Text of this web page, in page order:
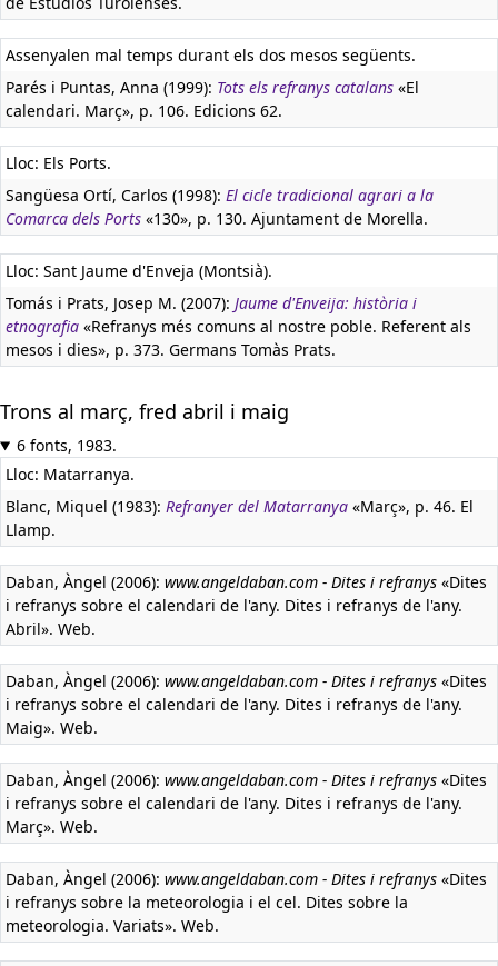
Assenyalen mal temps durant els dos mesos següents.
Parés i Puntas, Anna (1999): Tots els refranys catalans «El
calendari. Març», p. 106. Edicions 62.
Lloc: Els Ports.
Sangüesa Ortí, Carlos (1998): El cicle tradicional agrari a la
Comarca dels Ports «130», p. 130. Ajuntament de Morella.
Lloc: Sant Jaume d'Enveja (Montsià).
Tomás i Prats, Josep M. (2007): Jaume d'Enveija: història i
etnografia «Refranys més comuns al nostre poble. Referent als
mesos i dies», p. 373. Germans Tomàs Prats.
Trons al març, fred abril i maig
6 fonts, 1983.
Lloc: Matarranya.
Blanc, Miquel (1983): Refranyer del Matarranya «Març», p. 46. El
Llamp.
Daban, Àngel (2006): www.angeldaban.com - Dites i refranys «Dites
i refranys sobre el calendari de l'any. Dites i refranys de l'any.
Abril». Web.
Daban, Àngel (2006): www.angeldaban.com - Dites i refranys «Dites
i refranys sobre el calendari de l'any. Dites i refranys de l'any.
Maig». Web.
Daban, Àngel (2006): www.angeldaban.com - Dites i refranys «Dites
i refranys sobre el calendari de l'any. Dites i refranys de l'any.
Març». Web.
Daban, Àngel (2006): www.angeldaban.com - Dites i refranys «Dites
i refranys sobre la meteorologia i el cel. Dites sobre la
meteorologia. Variats». Web.